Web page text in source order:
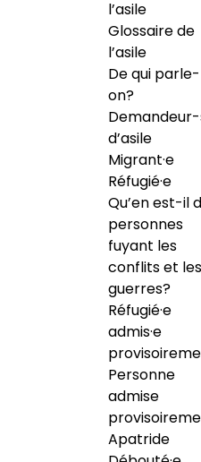
l’asile
Glossaire de
l’asile
De qui
on?
d’asile
Migrant·e
Réfugié·e
Qu’en est-il
personnes
fuyant les
conflits et les
guerres?
Réfugié·e
admis·e
Personne
admise
Apatride